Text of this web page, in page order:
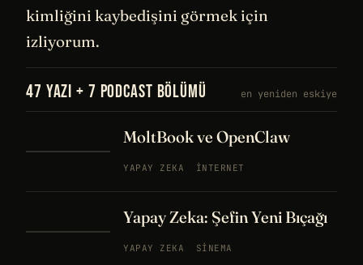
kimliğini kaybedişini görmek için
izliyorum.
47 YAZI + 7 PODCAST BÖLÜMÜ en yeniden eskiye
MoltBook ve OpenClaw
YAPAY ZEKA İNTERNET
Yapay Zeka: Şefin Yeni Bıçağı
YAPAY ZEKA SINEMA